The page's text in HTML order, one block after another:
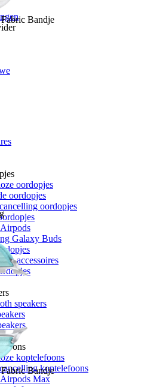
oordopjes
oordopjes
oordopjes
Galaxy Buds
accessoires
speakers
koptelefoons
koptelefoons
Max
Bandje
Bandje